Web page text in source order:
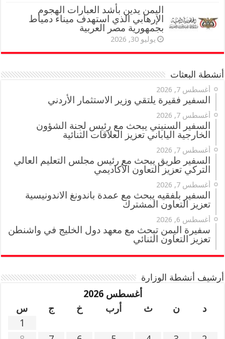
اليمن يدين بأشد العبارات الهجوم
الإرهابي الذي استهدف ميناء دمياط
بجمهورية مصر العربية
يوليو 30, 2026
أنشطة البعثات
أغسطس 7, 2026
السفير فقيرة يلتقي وزير الاستثمار الأردني
أغسطس 7, 2026
السفير السنيني يبحث مع رئيس لجنة الشؤون
الخارجية الياباني تعزيز العلاقات الثنائية
أغسطس 7, 2026
السفير طريق يبحث مع رئيس مجلس التعليم العالي
التركي تعزيز التعاون الأكاديمي
أغسطس 7, 2026
السفير بلفقيه يبحث مع عمدة باندونغ الاندونيسية
تعزيز التعاون المشترك
أغسطس 6, 2026
سفيرة اليمن تبحث مع معهد دول الخليج في واشنطن
تعزيز التعاون الثنائي
أرشيف أنشطة الوزارة
أغسطس 2026
د
ن ث أرب خ ج
س
1